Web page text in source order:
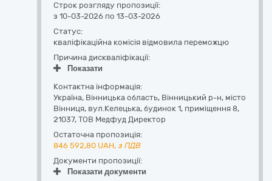
Строк розгляду пропозиції:
з 10-03-2026 по 13-03-2026
Статус:
кваліфікаційна комісія відмовила переможцю
Причина дискваліфікації:
Показати
Контактна інформація:
Україна, Вінницька область, Вінницький р-н, місто
Вінниця, вул.Келецька, будинок 1, приміщення 8,
21037, ТОВ Медфуд Директор
Остаточна пропозиція:
846 592,80 UAH, з ПДВ
Документи пропозиції:
Показати документи